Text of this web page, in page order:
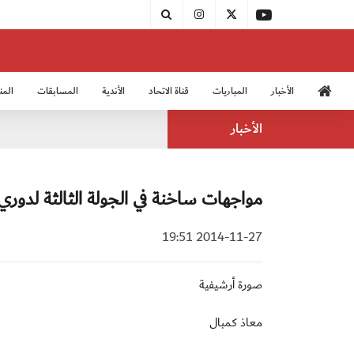
الأخبار المباريات قناة الاتحاد الأندية المسابقات
الأخبار
مواجهات ساخنة في الجولة الثالثة
2014-11-27 19:51
صورة أرشيفية
معاذ كمبال